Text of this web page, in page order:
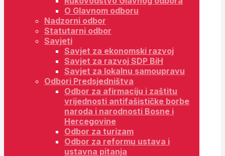
O Glavnom odboru
Nadzorni odbor
Statutarni odbor
Savjeti
Savjet za ekonomski razvoj
Savjet za razvoj SDP BiH
Savjet za lokalnu samoupravu
Odbori Predsjedništva
Odbor za afirmaciju i zaštitu
vrijednosti antifašističke borbe
naroda i narodnosti Bosne i
Hercegovine
Odbor za turizam
Odbor za reformu ustava i
ustavna pitanja